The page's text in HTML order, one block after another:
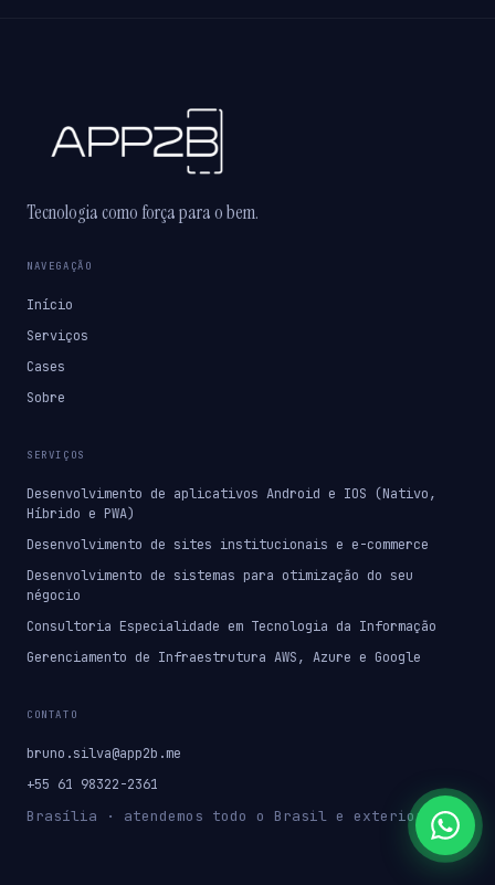
Tecnologia como força para o bem.
NAVEGAÇÃO
Início
Serviços
Cases
Sobre
SERVIÇOS
Desenvolvimento de aplicativos Android e IOS (Nativo,
Híbrido e PWA)
Desenvolvimento de sites institucionais e e-commerce
Desenvolvimento de sistemas para otimização do seu
négocio
Consultoria Especialidade em Tecnologia da Informação
Gerenciamento de Infraestrutura AWS, Azure e Google
CONTATO
bruno.silva@app2b.me
+55 61 98322-2361
Brasília · atendemos todo o Brasil e exterior